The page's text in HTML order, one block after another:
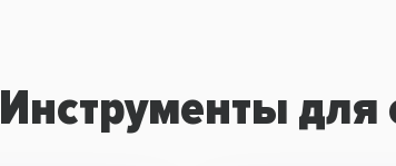
Инструменты для